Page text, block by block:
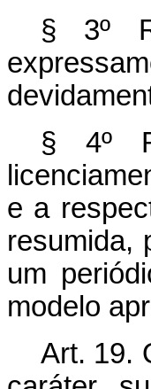
§ 3º
§ 4º
e a
resumida,
um
modelo
Art. 19.